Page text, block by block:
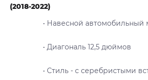
(2018-2022)
• Навесной автомобильный
• Диагональ 12,5 дюймов
• Стиль - c серебристыми